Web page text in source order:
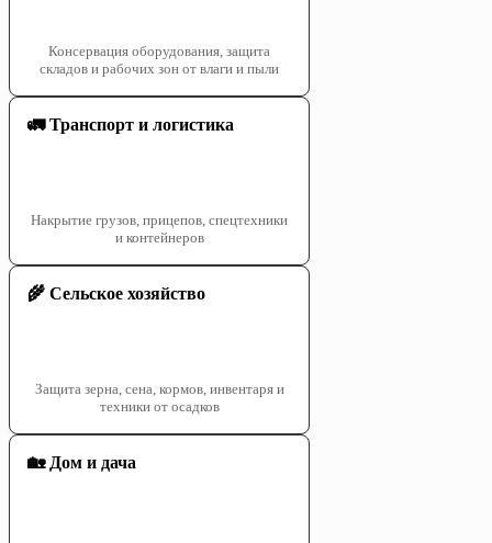
Консервация оборудования, защита
складов и рабочих зон от влаги и пыли
🚛 Транспорт и логистика
Накрытие грузов, прицепов, спецтехники
и контейнеров
🌾 Сельское хозяйство
Защита зерна, сена, кормов, инвентаря и
техники от осадков
🏡 Дом и дача